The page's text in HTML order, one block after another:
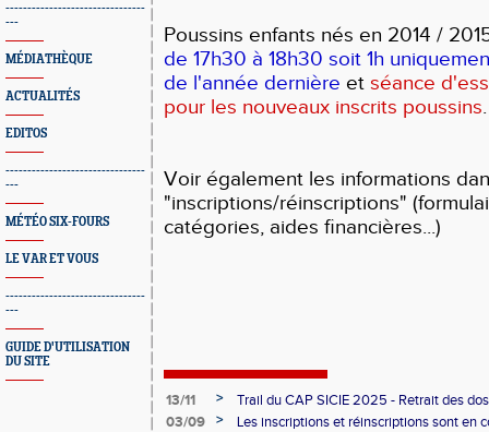
--------------------------------
---
MÉDIATHÈQUE
ACTUALITÉS
EDITOS
--------------------------------
---
MÉTÉO SIX-FOURS
LE VAR ET VOUS
--------------------------------
---
GUIDE D'UTILISATION
DU SITE
Poussins enfants nés en 2014 /
de 17h30 à 18h30 soit 1h
de l'année dernière et séance
pour les nouveaux inscrits poussins.
Voir également les informations
"inscriptions/réinscriptions"
catégories, aides financières...)
13/11 >
Trail du CAP SICIE 2025 - Retrait des
03/09
>
Les inscriptions et réinscriptions sont en